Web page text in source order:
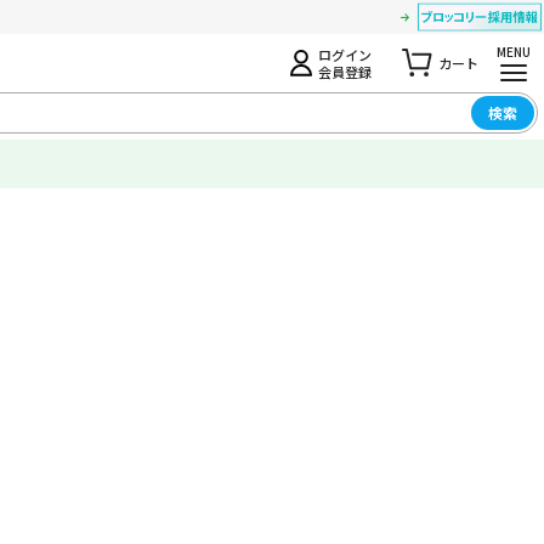
ログイン
会員登録
カート
MENU
検索